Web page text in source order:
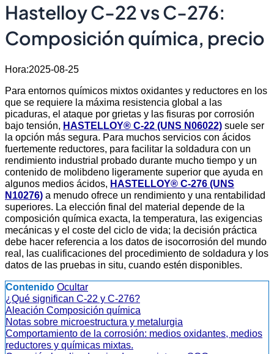
Hastelloy C-22 vs C-276:
Composición química, precio
Hora:2025-08-25
Para entornos químicos mixtos oxidantes y reductores en los
que se requiere la máxima resistencia global a las
picaduras, el ataque por grietas y las fisuras por corrosión
bajo tensión, HASTELLOY® C-22 (UNS N06022) suele ser
la opción más segura. Para muchos servicios con ácidos
fuertemente reductores, para facilitar la soldadura con un
rendimiento industrial probado durante mucho tiempo y un
contenido de molibdeno ligeramente superior que ayuda en
algunos medios ácidos, HASTELLOY® C-276 (UNS
N10276) a menudo ofrece un rendimiento y una rentabilidad
superiores. La elección final del material depende de la
composición química exacta, la temperatura, las exigencias
mecánicas y el coste del ciclo de vida; la decisión práctica
debe hacer referencia a los datos de isocorrosión del mundo
real, las cualificaciones del procedimiento de soldadura y los
datos de las pruebas in situ, cuando estén disponibles.
Contenido Ocultar
¿Qué significan C-22 y C-276?
Aleación Composición química
Notas sobre microestructura y metalurgia
Comportamiento de la corrosión: medios oxidantes, medios
reductores y químicas mixtas.